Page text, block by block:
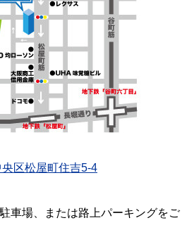
区松屋町住吉5-4
車場、または路上パーキングをご